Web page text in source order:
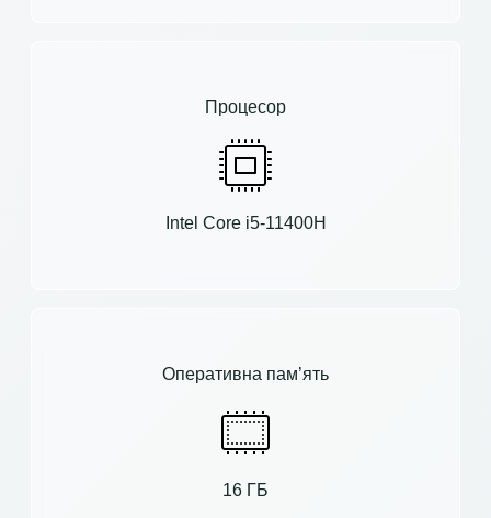
Процесор
Intel Core i5-11400H
Оперативна пам’ять
16 ГБ